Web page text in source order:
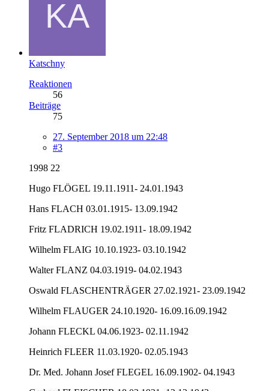
Katschny
Reaktionen
56
Beiträge
75
27. September 2018 um 22:48
#3
1998 22
Hugo FLÖGEL 19.11.1911- 24.01.1943
Hans FLACH 03.01.1915- 13.09.1942
Fritz FLADRICH 19.02.1911- 18.09.1942
Wilhelm FLAIG 10.10.1923- 03.10.1942
Walter FLANZ 04.03.1919- 04.02.1943
Oswald FLASCHENTRÄGER 27.02.1921- 23.09.1942
Wilhelm FLAUGER 24.10.1920- 16.09.16.09.1942
Johann FLECKL 04.06.1923- 02.11.1942
Heinrich FLEER 11.03.1920- 02.05.1943
Dr. Med. Johann Josef FLEGEL 16.09.1902- 04.1943